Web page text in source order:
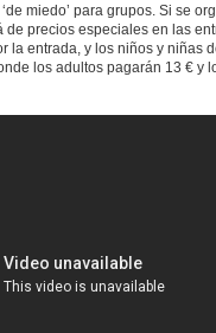
miedo’ para grupos. Si se
precios especiales en las
entrada, y los niños y niñas
los adultos pagarán 13 € y